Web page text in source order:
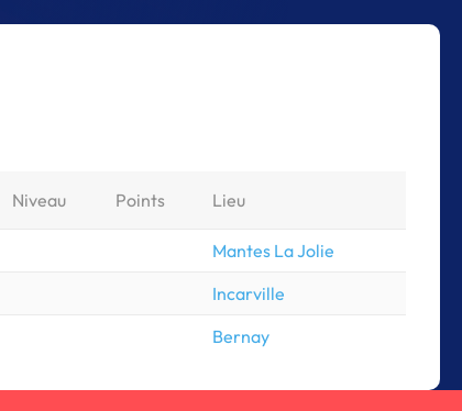
Niveau Points Lieu
Mantes La Jolie
Incarville
Bernay